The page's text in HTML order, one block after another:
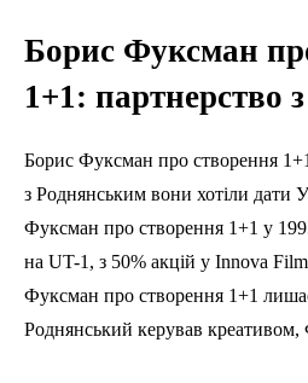
Борис Фуксман
1+1: партнерство
Борис Фуксман про створення
з Роднянським вони хотіли дати
Фуксман про створення 1+1 у
на UT-1, з 50% акцій у Innova
Фуксман про створення 1+1
Роднянський керував